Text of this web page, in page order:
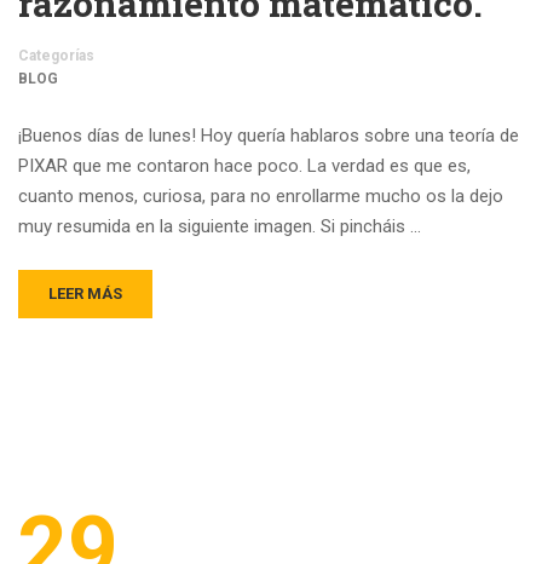
Categorías
BLOG
¡Buenos días de lunes! Hoy quería hablaros sobre una teoría de
PIXAR que me contaron hace poco. La verdad es que es,
cuanto menos, curiosa, para no enrollarme mucho os la dejo
muy resumida en la siguiente imagen. Si pincháis …
LEER MÁS